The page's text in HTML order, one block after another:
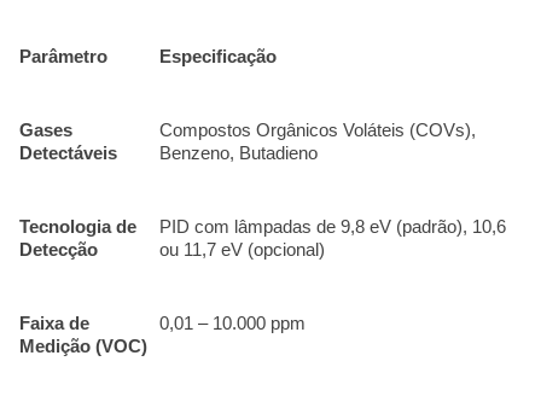
Parâmetro Especificação
Gases
Detectáveis
Compostos Orgânicos Voláteis (COVs),
Benzeno, Butadieno
Tecnologia de
Detecção
PID com lâmpadas de 9,8 eV (padrão), 10,6
ou 11,7 eV (opcional)
Faixa de
Medição (VOC)
0,01 – 10.000 ppm